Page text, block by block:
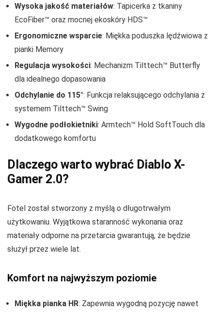
Wysoka jakość materiałów: Tapicerka z tkaniny
EcoFiber™ oraz mocnej ekoskóry HDS™
Ergonomiczne wsparcie: Miękka poduszka lędźwiowa z
pianki Memory
Regulacja wysokości: Mechanizm Tilttech™ Butterfly
dla idealnego dopasowania
Odchylanie do 115°: Funkcja relaksującego odchylania z
systemem Tilttech™ Swing
Wygodne podłokietniki: Armtech™ Hold SoftTouch dla
dodatkowego komfortu
Dlaczego warto wybrać Diablo X-
Gamer 2.0?
Fotel został stworzony z myślą o długotrwałym
użytkowaniu. Wyjątkowa staranność wykonania oraz
materiały odporne na przetarcia gwarantują, że będzie
służył przez wiele lat.
Komfort na najwyższym poziomie
Miękka pianka HR: Zapewnia wygodną pozycję nawet